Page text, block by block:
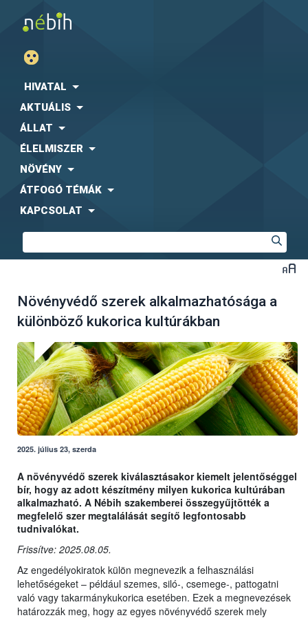
HIVATAL
AKTUÁLIS
ÁLLAT
ÉLELMISZER
NÖVÉNY
ÁTFOGÓ TÉMÁK
KAPCSOLAT
Növényvédő szerek alkalmazhatósága a
különböző kukorica kultúrákban
2025. július 23, szerda
A növényvédő szerek kiválasztásakor kiemelt jelentőséggel
bír, hogy az adott készítmény milyen kukorica kultúrában
alkalmazható. A Nébih szakemberei összegyűjtötték a
megfelelő szer megtalálását segítő legfontosabb
tudnivalókat.
Frissítve: 2025.08.05.
Az engedélyokiratok külön megnevezik a felhasználási
lehetőségeket – például szemes, siló-, csemege-, pattogatni
való vagy takarmánykukorica esetében. Ezek a megnevezések
határozzák meg, hogy az egyes növényvédő szerek mely